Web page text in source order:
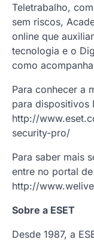
Teletrabalho,
sem riscos,
online que
tecnologia e o
como
Para conhecer a
para dispositivos
http://
security-pro/
Para saber mais
entre no portal
http://
Sobre a ESET
Desde 1987, a